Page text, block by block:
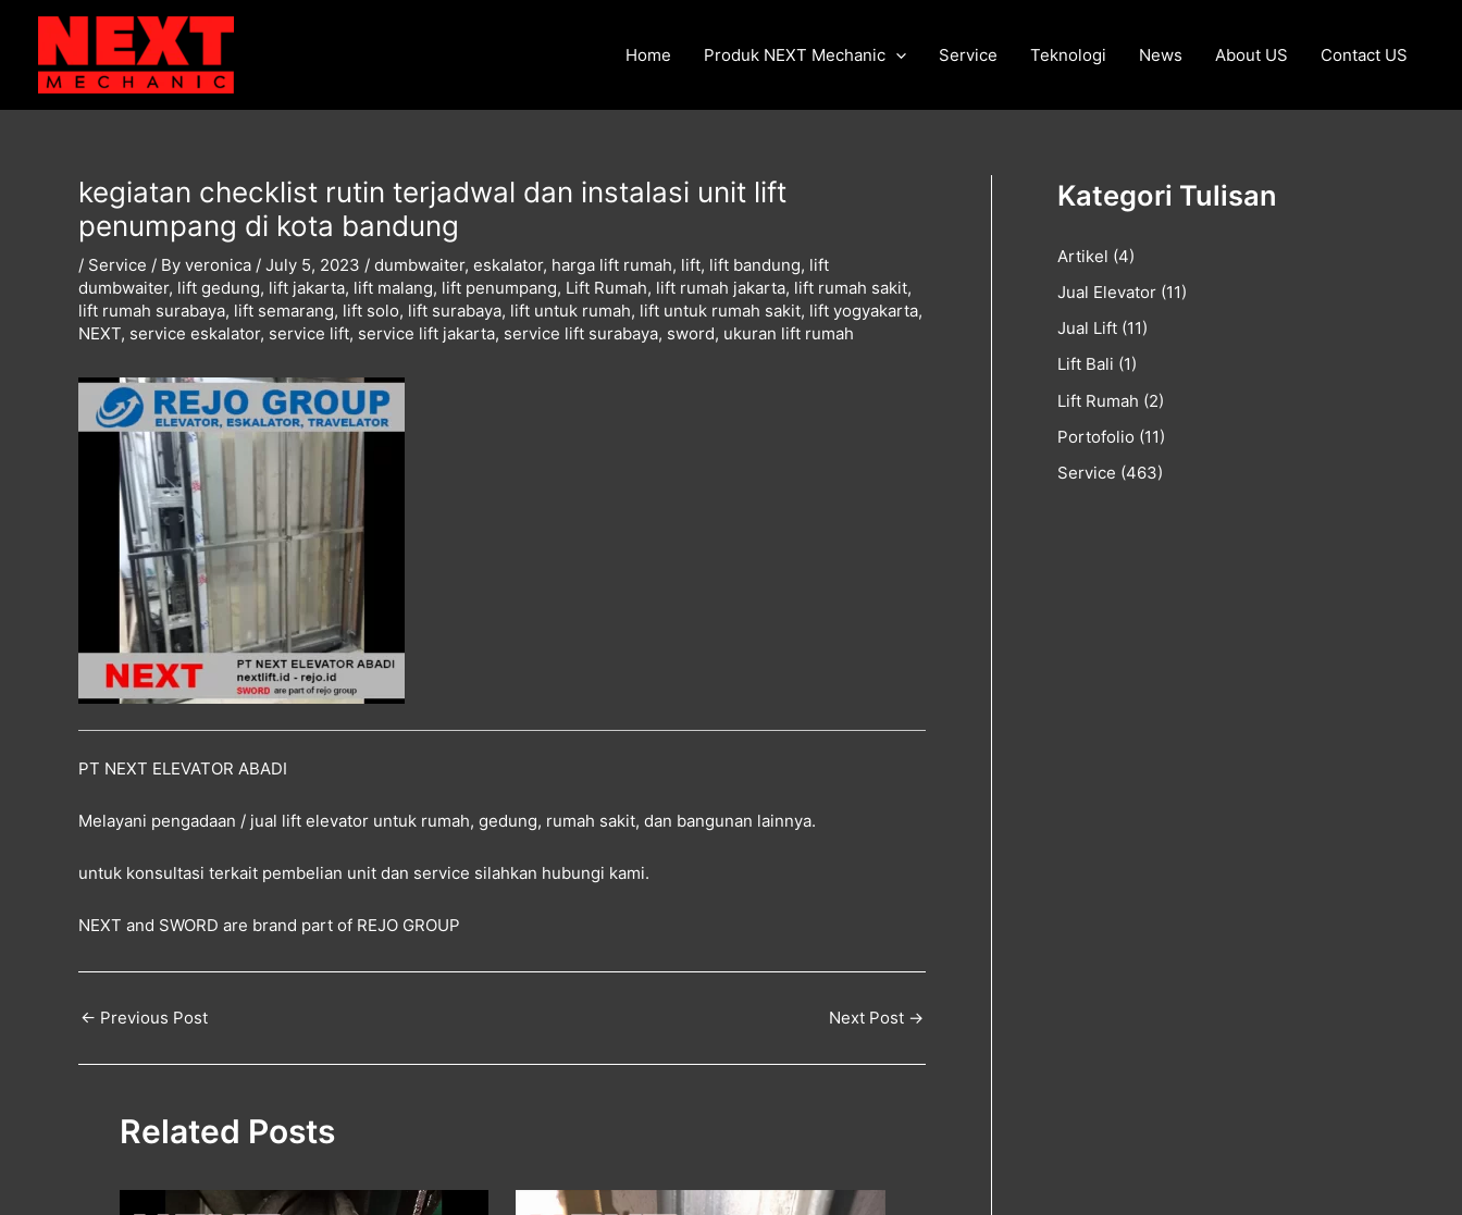
content
Home Produk NEXT Mechanic Service Teknologi News About US Contact US
kegiatan checklist rutin terjadwal dan instalasi unit lift
penumpang di kota bandung
/ Service / By veronica / July 5, 2023 / dumbwaiter, eskalator, harga lift rumah, lift, lift bandung, lift
dumbwaiter, lift gedung, lift jakarta, lift malang, lift penumpang, Lift Rumah, lift rumah jakarta, lift rumah sakit,
lift rumah surabaya, lift semarang, lift solo, lift surabaya, lift untuk rumah, lift untuk rumah sakit, lift yogyakarta,
NEXT, service eskalator, service lift, service lift jakarta, service lift surabaya, sword, ukuran lift rumah
PT NEXT ELEVATOR ABADI
Melayani pengadaan / jual lift elevator untuk rumah, gedung, rumah sakit, dan bangunan lainnya.
untuk konsultasi terkait pembelian unit dan service silahkan hubungi kami.
NEXT and SWORD are brand part of REJO GROUP
Post
navigation
← Previous Post Next Post →
Related Posts
Kategori Tulisan
Artikel (4)
Jual Elevator (11)
Jual Lift (11)
Lift Bali (1)
Lift Rumah (2)
Portofolio (11)
Service (463)